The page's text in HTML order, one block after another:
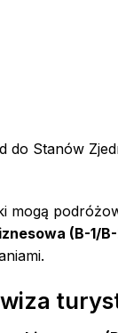
do Stanów
mogą
(B-1/